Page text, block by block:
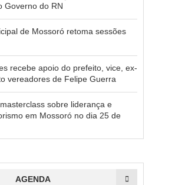
Governo do RN
de Mossoró retoma sessões
recebe apoio do prefeito, vice, ex-
vereadores de Felipe Guerra
sobre liderança e
em Mossoró no dia 25 de
AGENDA